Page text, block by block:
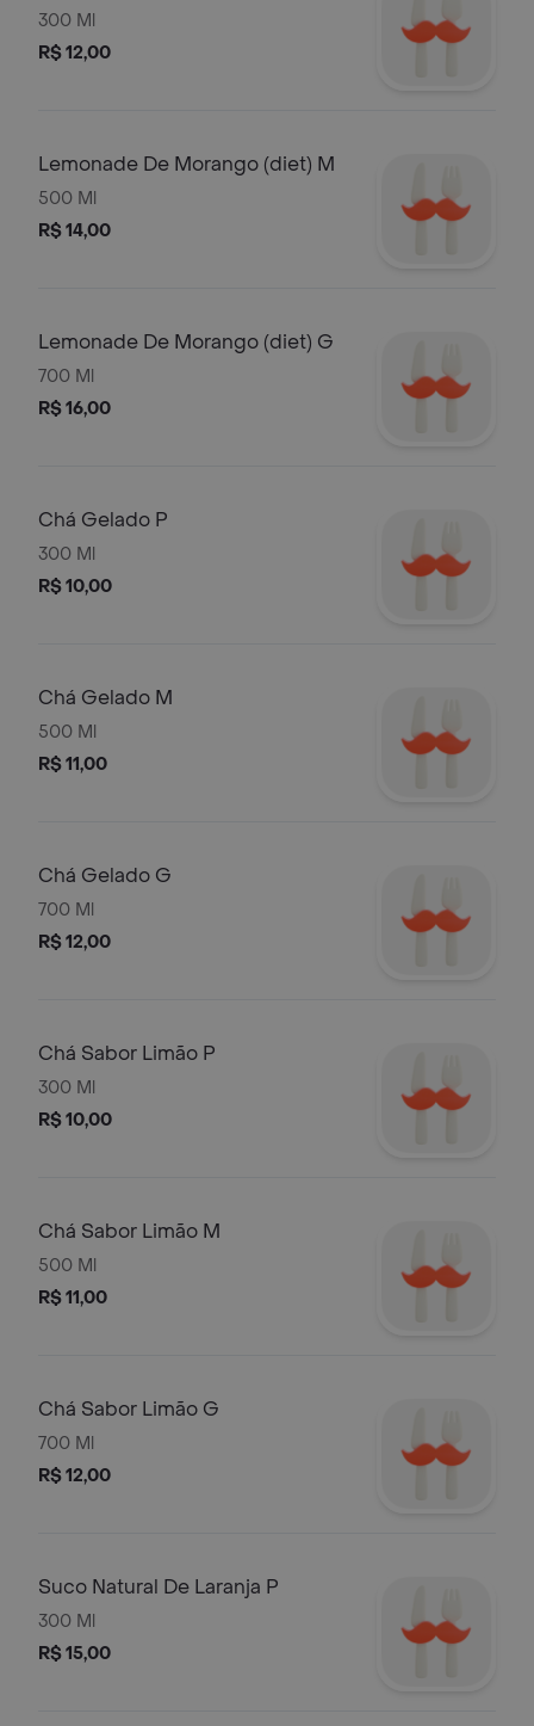
300 Ml
R$ 12,00
Lemonade De Morango (diet) M
500 Ml
R$ 14,00
Lemonade De Morango (diet) G
700 Ml
R$ 16,00
Chá Gelado P
300 Ml
R$ 10,00
Chá Gelado M
500 Ml
R$ 11,00
Chá Gelado G
700 Ml
R$ 12,00
Chá Sabor Limão P
300 Ml
R$ 10,00
Chá Sabor Limão M
500 Ml
R$ 11,00
Chá Sabor Limão G
700 Ml
R$ 12,00
Suco Natural De Laranja P
300 Ml
R$ 15,00